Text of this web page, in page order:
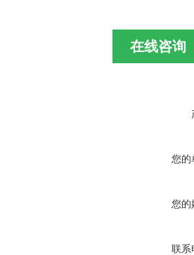
在线咨询
您的
您的
联系